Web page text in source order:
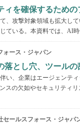
を確保するための
、攻撃対象領域も拡大し
ている。本資料では、AI
ォース・ジャパン
落とし穴、ツール
い、企業はエージェンテ
スの欠如やセキュリティ
セールスフォース・ジャパ